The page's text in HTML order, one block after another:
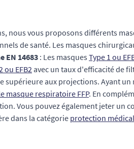
nous vous proposons différents
de santé. Les masques
EN 14683: Les masques Type 1 ou
ou EFB2 avec un taux d'efficacité de
supérieure aux projections. Ayant un
masque respiratoire FFP. En
Vous pouvez également jeter un
dans la catégorie protection médical